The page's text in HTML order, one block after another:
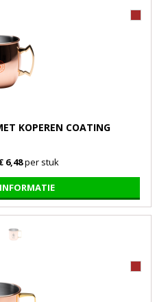
KOPEREN COATING
6,48per stuk